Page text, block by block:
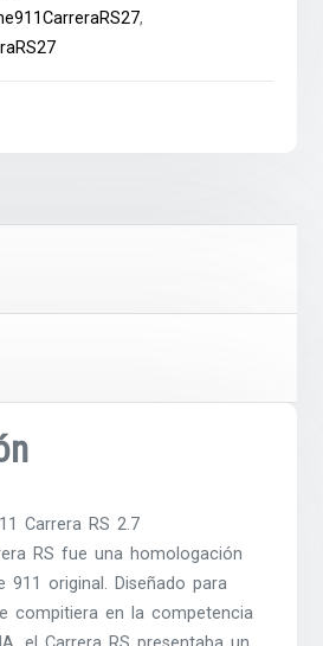
,
Carrera RS 2.7
RS fue una homologación
911 original. Diseñado para
compitiera en la competencia